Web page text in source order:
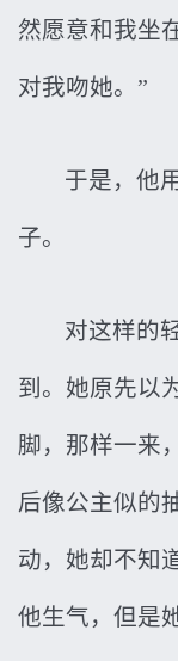
然愿意和我坐
对我吻她。”
于是，他
子。
对这样的
到。她原先以
脚，那样一来
后像公主似的
动，她却不知
他生气，但是